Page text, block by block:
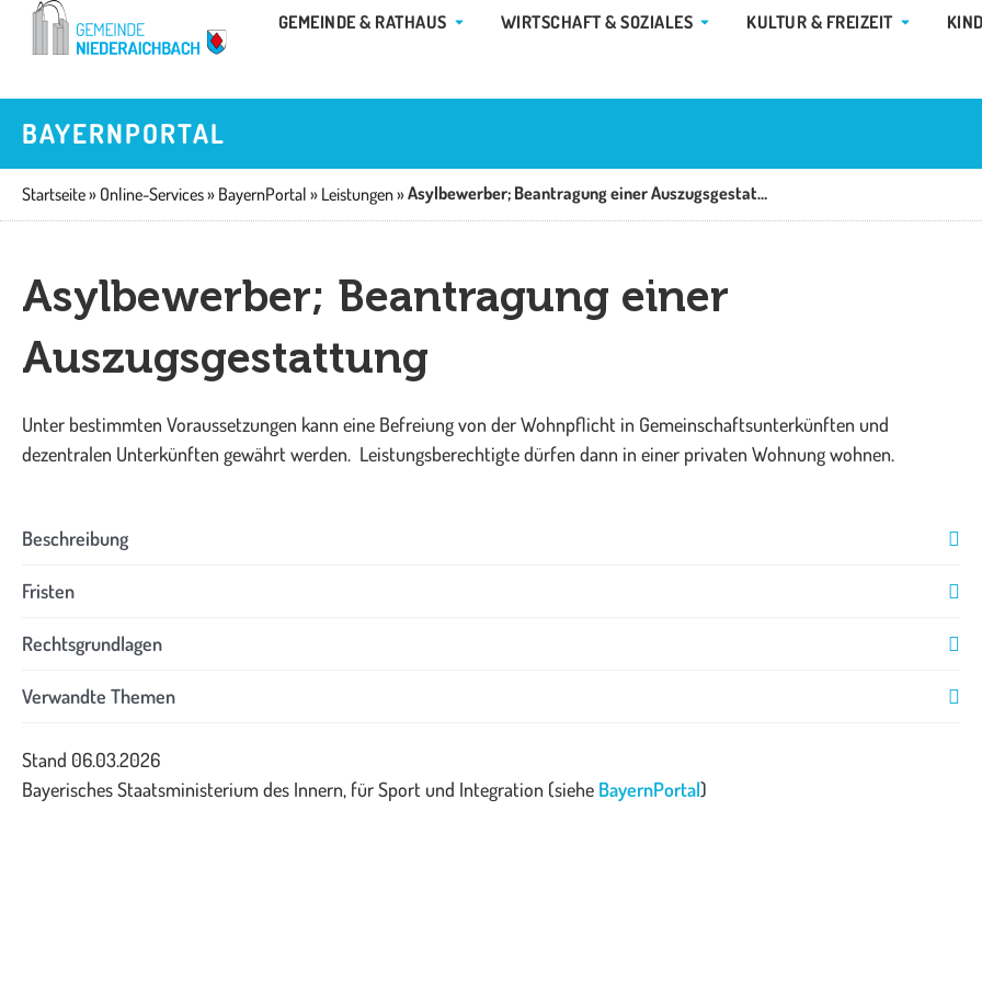
Zum
GEMEINDE & RATHAUS ÖFFNE GEMEINDE & RATHAUS
WIRTSCHAFT & SOZIALES ÖFFNE WIRTSCHAFT & SOZIALES
KULTUR & FREIZEIT ÖFFNE
BAYERNPORTAL
Startseite» Online-Services» BayernPortal » Leistungen» Asylbewerber; Beantragung einer Auszugsgestattung
Asylbewerber; Beantragung einer
Auszugsgestattung
Unter bestimmten Voraussetzungen kann eine Befreiung von der Wohnpflicht in Gemeinschaftsunterkünften und
dezentralen Unterkünften gewährt werden. Leistungsberechtigte dürfen dann in einer privaten Wohnung wohnen.
Beschreibung
Fristen
Rechtsgrundlagen
Verwandte Themen
Stand 06.03.2026
Bayerisches Staatsministerium des Innern, für Sport und Integration (siehe BayernPortal)